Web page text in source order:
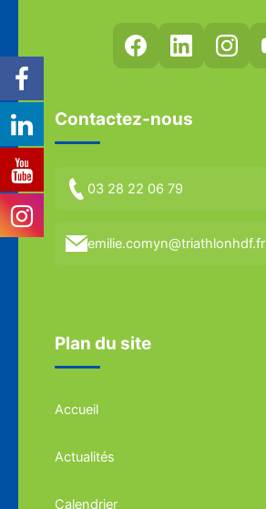
Contactez-nous
03 28 22 06 79
emilie.comyn@triathlonhdf.fr
Plan du site
Accueil
Actualités
Calendrier